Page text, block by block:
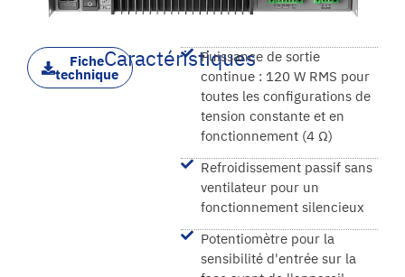
Fiche
technique
CaractéristiquesPuissance de sortie
continue : 120 W RMS pour
toutes les configurations de
tension constante et en
fonctionnement (4 Ω)
Refroidissement passif sans
ventilateur pour un
fonctionnement silencieux
Potentiomètre pour la
sensibilité d'entrée sur la